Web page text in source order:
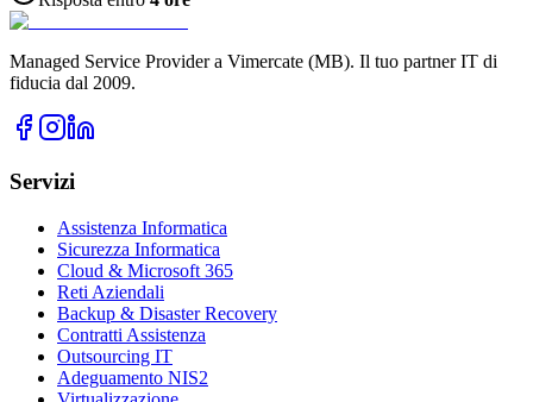
Managed Service Provider a Vimercate (MB). Il tuo partner IT di
fiducia dal 2009.
Servizi
Assistenza Informatica
Sicurezza Informatica
Cloud & Microsoft 365
Reti Aziendali
Backup & Disaster Recovery
Contratti Assistenza
Outsourcing IT
Adeguamento NIS2